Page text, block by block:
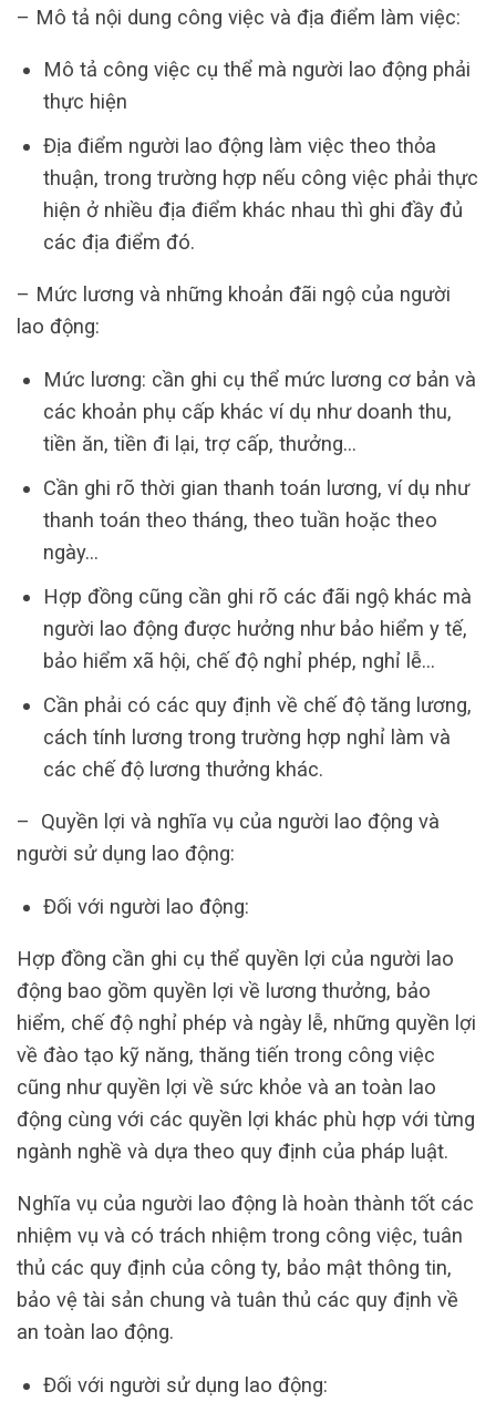
– Mô tả nội dung công việc và địa điểm làm việc:
Mô tả công việc cụ thể mà người lao động phải
thực hiện
Địa điểm người lao động làm việc theo thỏa
thuận, trong trường hợp nếu công việc phải thực
hiện ở nhiều địa điểm khác nhau thì ghi đầy đủ
các địa điểm đó.
– Mức lương và những khoản đãi ngộ của người
lao động:
Mức lương: cần ghi cụ thể mức lương cơ bản và
các khoản phụ cấp khác ví dụ như doanh thu,
tiền ăn, tiền đi lại, trợ cấp, thưởng…
Cần ghi rõ thời gian thanh toán lương, ví dụ như
thanh toán theo tháng, theo tuần hoặc theo
ngày…
Hợp đồng cũng cần ghi rõ các đãi ngộ khác mà
người lao động được hưởng như bảo hiểm y tế,
bảo hiểm xã hội, chế độ nghỉ phép, nghỉ lễ…
Cần phải có các quy định về chế độ tăng lương,
cách tính lương trong trường hợp nghỉ làm và
các chế độ lương thưởng khác.
– Quyền lợi và nghĩa vụ của người lao động và
người sử dụng lao động:
Đối với người lao động:
Hợp đồng cần ghi cụ thể quyền lợi của người lao
động bao gồm quyền lợi về lương thưởng, bảo
hiểm, chế độ nghỉ phép và ngày lễ, những quyền lợi
về đào tạo kỹ năng, thăng tiến trong công việc
cũng như quyền lợi về sức khỏe và an toàn lao
động cùng với các quyền lợi khác phù hợp với từng
ngành nghề và dựa theo quy định của pháp luật.
Nghĩa vụ của người lao động là hoàn thành tốt các
nhiệm vụ và có trách nhiệm trong công việc, tuân
thủ các quy định của công ty, bảo mật thông tin,
bảo vệ tài sản chung và tuân thủ các quy định về
an toàn lao động.
Đối với người sử dụng lao động: